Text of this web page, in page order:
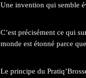
Une invention qui semble
C’est précisément ce qui
monde est étonné parce
Le principe du